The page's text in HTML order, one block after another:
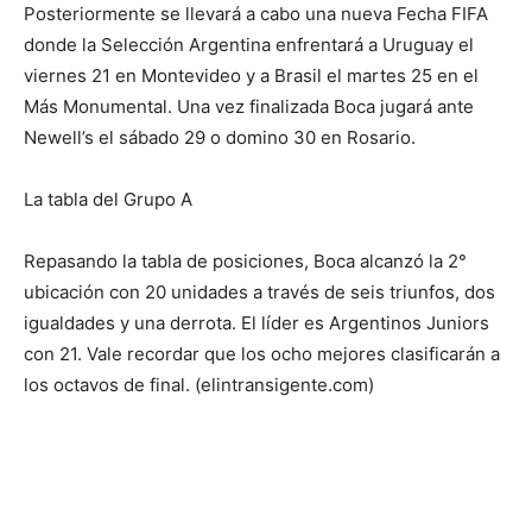
Posteriormente se llevará a cabo una nueva Fecha FIFA
donde la Selección Argentina enfrentará a Uruguay el
viernes 21 en Montevideo y a Brasil el martes 25 en el
Más Monumental. Una vez finalizada Boca jugará ante
Newell’s el sábado 29 o domino 30 en Rosario.
La tabla del Grupo A
Repasando la tabla de posiciones, Boca alcanzó la 2°
ubicación con 20 unidades a través de seis triunfos, dos
igualdades y una derrota. El líder es Argentinos Juniors
con 21. Vale recordar que los ocho mejores clasificarán a
los octavos de final. (elintransigente.com)